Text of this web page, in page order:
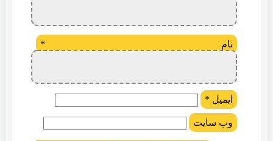
نام *
ایمیل *
وب‌ سایت